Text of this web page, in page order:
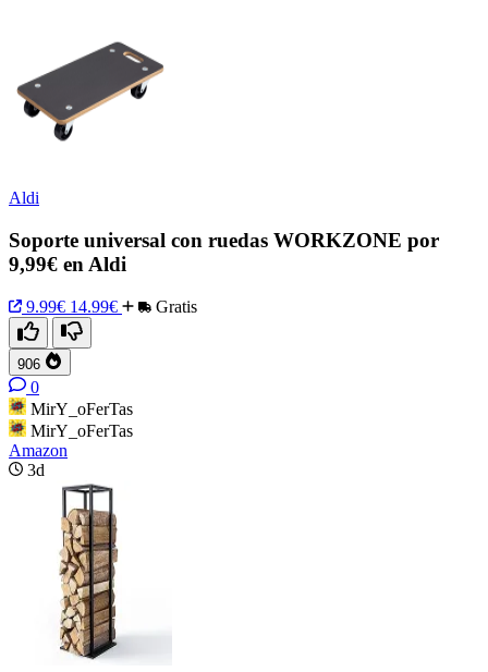
Aldi
Soporte universal con ruedas WORKZONE por
9,99€ en Aldi
9.99€ 14.99€ Gratis
906
0
MirY_oFerTas
MirY_oFerTas
Amazon
3d